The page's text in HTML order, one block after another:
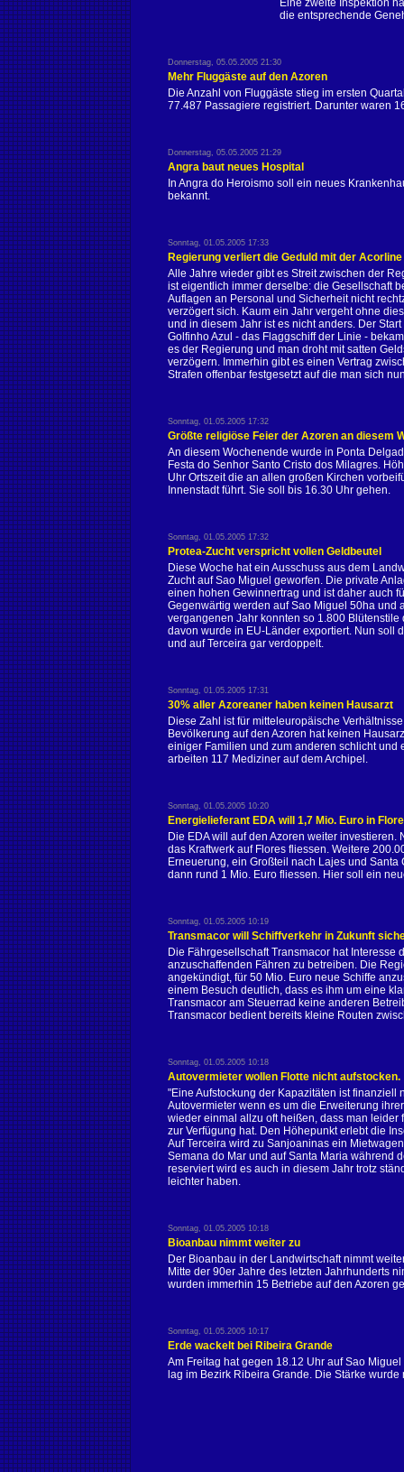
Eine zweite Inspektion
die entsprechende
Donnerstag, 05.05.2005 21:30
Mehr Fluggäste auf den Azoren
Die Anzahl von Fluggäste stieg im ersten
77.487 Passagiere registriert. Darunter waren
Donnerstag, 05.05.2005 21:29
Angra baut neues Hospital
In Angra do Heroismo soll ein neues
bekannt.
Sonntag, 01.05.2005 17:33
Regierung verliert die Geduld mit der Acorline
Alle Jahre wieder gibt es Streit zwischen der
ist eigentlich immer derselbe: die Gesellschaft
Auflagen an Personal und Sicherheit nicht
verzögert sich. Kaum ein Jahr vergeht ohne
und in diesem Jahr ist es nicht anders. Der
Golfinho Azul - das Flaggschiff der Linie -
es der Regierung und man droht mit satten
verzögern. Immerhin gibt es einen Vertrag
Strafen offenbar festgesetzt auf die man sich
Sonntag, 01.05.2005 17:32
Größte religiöse Feier der Azoren an diesem
An diesem Wochenende wurde in Ponta
Festa do Senhor Santo Cristo dos Milagres.
Uhr Ortszeit die an allen großen Kirchen
Innenstadt führt. Sie soll bis 16.30 Uhr gehen.
Sonntag, 01.05.2005 17:32
Protea-Zucht verspricht vollen Geldbeutel
Diese Woche hat ein Ausschuss aus dem
Zucht auf Sao Miguel geworfen. Die private
einen hohen Gewinnertrag und ist daher auch
Gegenwärtig werden auf Sao Miguel 50ha und
vergangenen Jahr konnten so 1.800
davon wurde in EU-Länder exportiert. Nun soll
und auf Terceira gar verdoppelt.
Sonntag, 01.05.2005 17:31
30% aller Azoreaner haben keinen Hausarzt
Diese Zahl ist für mitteleuropäische
Bevölkerung auf den Azoren hat keinen
einiger Familien und zum anderen schlicht und
arbeiten 117 Mediziner auf dem Archipel.
Sonntag, 01.05.2005 10:20
Energielieferant EDA will 1,7 Mio. Euro in
Die EDA will auf den Azoren weiter
das Kraftwerk auf Flores fliessen. Weitere
Erneuerung, ein Großteil nach Lajes und
dann rund 1 Mio. Euro fliessen. Hier soll ein
Sonntag, 01.05.2005 10:19
Transmacor will Schiffverkehr in Zukunft
Die Fährgesellschaft Transmacor hat
anzuschaffenden Fähren zu betreiben. Die
angekündigt, für 50 Mio. Euro neue Schiffe
einem Besuch deutlich, dass es ihm um eine
Transmacor am Steuerrad keine anderen
Transmacor bedient bereits kleine Routen
Sonntag, 01.05.2005 10:18
Autovermieter wollen Flotte nicht aufstocken.
"Eine Aufstockung der Kapazitäten ist
Autovermieter wenn es um die Erweiterung
wieder einmal allzu oft heißen, dass man
zur Verfügung hat. Den Höhepunkt erlebt die
Auf Terceira wird zu Sanjoaninas ein
Semana do Mar und auf Santa Maria während
reserviert wird es auch in diesem Jahr trotz
leichter haben.
Sonntag, 01.05.2005 10:18
Bioanbau nimmt weiter zu
Der Bioanbau in der Landwirtschaft nimmt
Mitte der 90er Jahre des letzten Jahrhunderts
wurden immerhin 15 Betriebe auf den Azoren
Sonntag, 01.05.2005 10:17
Erde wackelt bei Ribeira Grande
Am Freitag hat gegen 18.12 Uhr auf Sao
lag im Bezirk Ribeira Grande. Die Stärke wurde